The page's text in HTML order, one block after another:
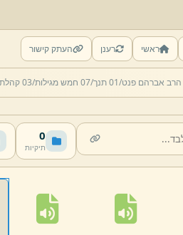
ראשי רענן העתק קישור
01 תנך/ 07 חמש מגילות/ 03 קהלת
0
תיקיות